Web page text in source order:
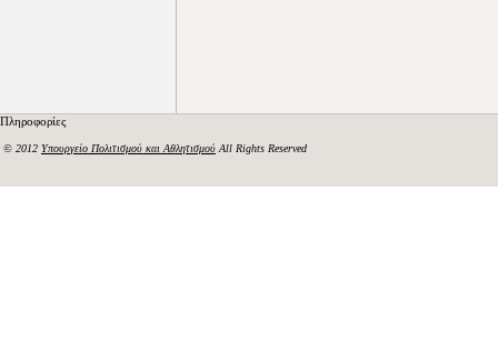
Πληροφορίες
© 2012 Υπουργείο Πολιτισμού και Αθλητισμού All Rights Reserved